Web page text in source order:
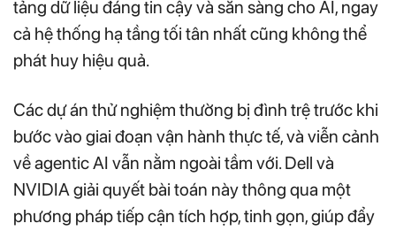
tảng dữ liệu đáng tin cậy và sẵn sàng cho AI, ngay
cả hệ thống hạ tầng tối tân nhất cũng không thể
phát huy hiệu quả.
Các dự án thử nghiệm thường bị đình trệ trước khi
bước vào giai đoạn vận hành thực tế, và viễn cảnh
về agentic AI vẫn nằm ngoài tầm với. Dell và
NVIDIA giải quyết bài toán này thông qua một
phương pháp tiếp cận tích hợp, tinh gọn, giúp đẩy